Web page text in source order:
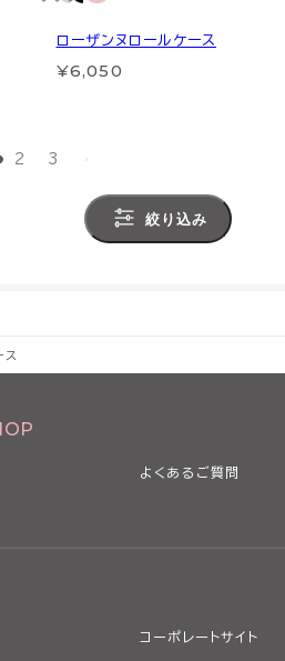
ローザンヌロールケース
¥6,050
2 3
絞り込み
ス
よくあるご質問
コーポレートサイト